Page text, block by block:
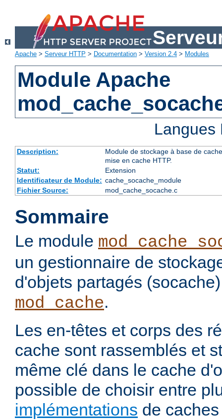
Apache > Serveur HTTP > Documentation > Version 2.4 > Modules
Module Apache
Description:
Module de stockage à base de
mise en cache HTTP.
Statut:
Extension
Identificateur de Module: cache_socache_module
Fichier Source:
mod_cache_socache.c
Sommaire
Le module
un gestionnaire de
d'objets partagés
mod_cache.
Les en-têtes et corps des
cache sont rassemblés et
même clé dans le cache
possible de choisir entre
implémentations de